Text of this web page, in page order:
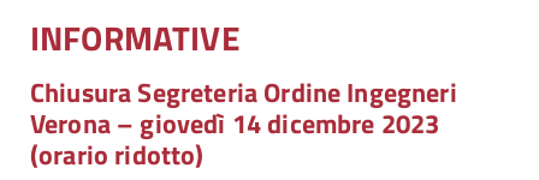
INFORMATIVE
Chiusura Segreteria Ordine Ingegneri
Verona – giovedì 14 dicembre 2023
(orario ridotto)